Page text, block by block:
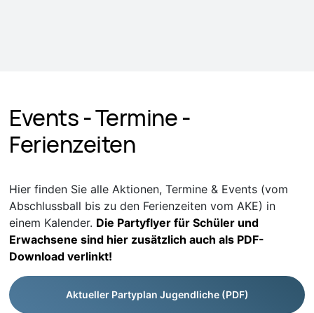
Events - Termine -
Ferienzeiten
Hier finden Sie alle Aktionen, Termine & Events (vom
Abschlussball bis zu den Ferienzeiten vom AKE) in
einem Kalender. Die Partyflyer für Schüler und
Erwachsene sind hier zusätzlich auch als PDF-
Download verlinkt!
Aktueller Partyplan Jugendliche (PDF)